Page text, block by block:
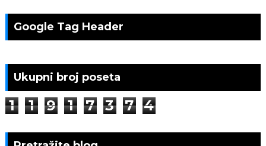
Google Tag Header
Ukupni broj poseta
1 1 9 1 7 3 7 4